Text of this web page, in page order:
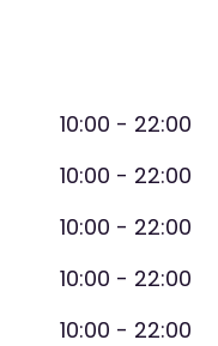
10:00 - 22:00
10:00 - 22:00
10:00 - 22:00
10:00 - 22:00
10:00 - 22:00